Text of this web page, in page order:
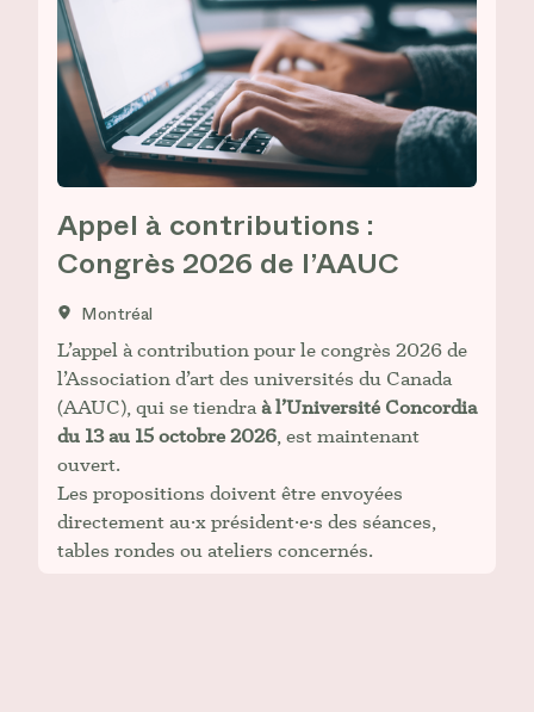
Appel à contributions :
Congrès 2026 de l’AAUC
Montréal
L’appel à contribution pour le congrès 2026 de
l’Association d’art des universités du Canada
(AAUC), qui se tiendra à l’Université Concordia
du 13 au 15 octobre 2026 , est maintenant
ouvert.
Les propositions doivent être envoyées
directement au·x président·e·s des séances,
tables rondes ou ateliers concernés.